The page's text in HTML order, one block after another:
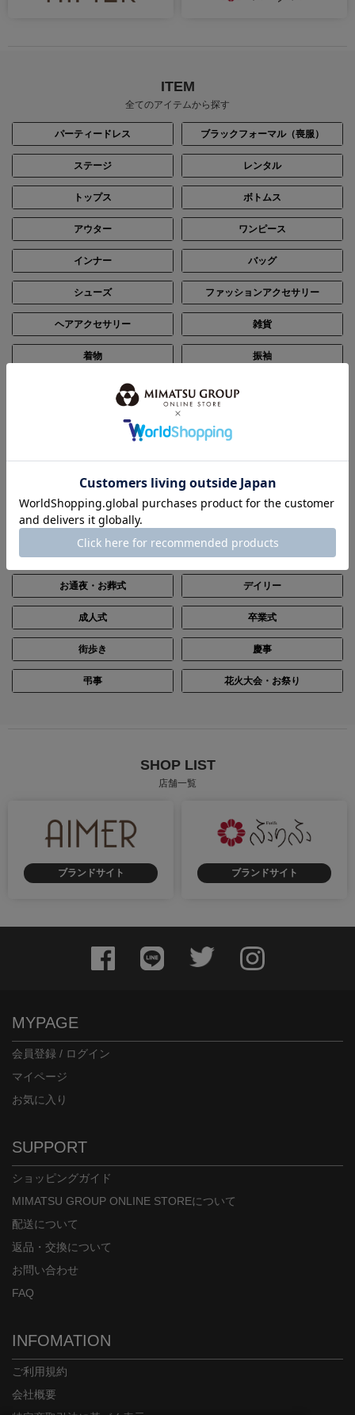
ITEM
全てのアイテムから探す
パーティードレス ブラックフォーマル（喪服）
ステージ レンタル
トップス ボトムス
アウター ワンピース
インナー バッグ
シューズ ファッションアクセサリー
ヘアアクセサリー 雑貨
着物 振袖
SCENE
シーン別で探す
結婚式・披露宴
入卒・七五三・顔合わせ
お通夜・お葬式 デイリー
成人式 卒業式
街歩き 慶事
弔事 花火大会・お祭り
SHOP LIST
店舗一覧
ブランドサイト ブランドサイト
MYPAGE
会員登録 / ログイン
マイページ
お気に入り
SUPPORT
ショッピングガイド
MIMATSU GROUP ONLINE STOREについて
配送について
返品・交換について
お問い合わせ
FAQ
INFOMATION
ご利用規約
会社概要